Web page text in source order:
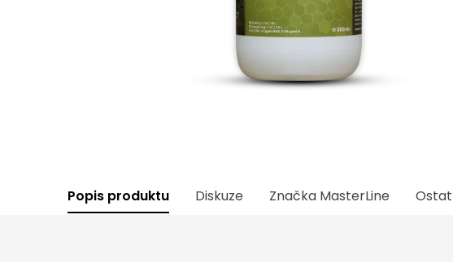
Popis produktu Diskuze Značka MasterLine